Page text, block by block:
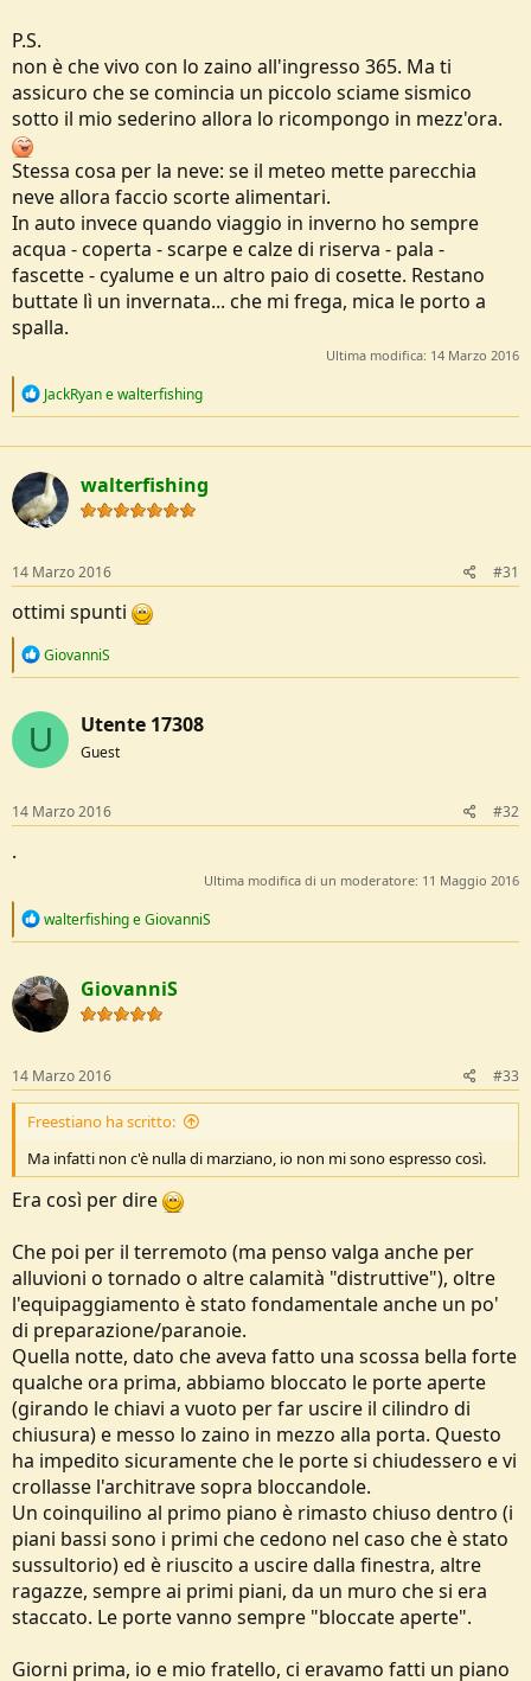
P.S.
non è che vivo con lo zaino all'ingresso 365. Ma ti
assicuro che se comincia un piccolo sciame sismico
sotto il mio sederino allora lo ricompongo in mezz'ora.
Stessa cosa per la neve: se il meteo mette parecchia
neve allora faccio scorte alimentari.
In auto invece quando viaggio in inverno ho sempre
acqua - coperta - scarpe e calze di riserva - pala -
fascette - cyalume e un altro paio di cosette. Restano
buttate lì un invernata... che mi frega, mica le porto a
spalla.
Ultima modifica: 14 Marzo 2016
R
c
t
i
o
n
:
JackRyanewalterfishing
walterfishing
14 Marzo 2016 #31
ottimi spunti
R
c
i
o
s
:
GiovanniS
U Utente 17308
Guest
14 Marzo 2016 #32
.
Ultima modifica di un moderatore: 11 Maggio 2016
R
c
t
i
o
s
:
walterfishingeGiovanniS
GiovanniS
14 Marzo 2016 #33
Freestiano ha scritto:
Ma infatti non c'è nulla di marziano, io non mi sono espresso così.
Era così per dire
Che poi per il terremoto (ma penso valga anche per
alluvioni o tornado o altre calamità "distruttive"), oltre
l'equipaggiamento è stato fondamentale anche un po'
di preparazione/paranoie.
Quella notte, dato che aveva fatto una scossa bella forte
qualche ora prima, abbiamo bloccato le porte aperte
(girando le chiavi a vuoto per far uscire il cilindro di
chiusura) e messo lo zaino in mezzo alla porta. Questo
ha impedito sicuramente che le porte si chiudessero e vi
crollasse l'architrave sopra bloccandole.
Un coinquilino al primo piano è rimasto chiuso dentro (i
piani bassi sono i primi che cedono nel caso che è stato
sussultorio) ed è riuscito a uscire dalla finestra, altre
ragazze, sempre ai primi piani, da un muro che si era
staccato. Le porte vanno sempre "bloccate aperte".
Giorni prima, io e mio fratello, ci eravamo fatti un piano